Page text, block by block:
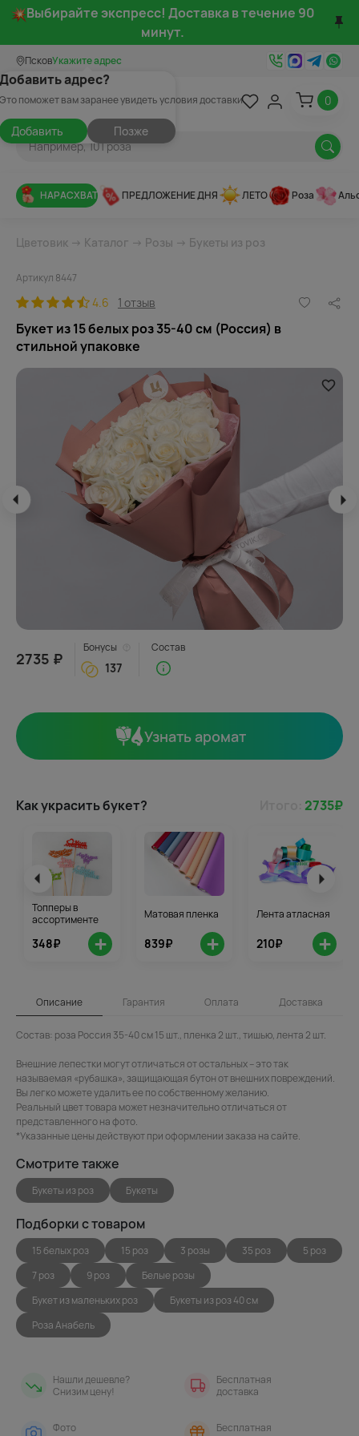
Выбирайте экспресс! Доставка в течение 90
минут.
ПсковУкажите адрес
адрес?
поможет вам заранее увидеть условия доставки
Добавить Позже
0
НАРАСХВАТ ПРЕДЛОЖЕНИЕ ДНЯ ЛЕТО Роза
Цветовик → Каталог → Розы → Букеты из роз
Артикул 8447
4.6 1 отзыв
Букет из 15 белых роз 35-40 см (Россия) в
стильной упаковке
2735 ₽
Бонусы
137
Состав
Узнать аромат
Как украсить букет? 2735₽
Топперы в
ассортименте
348₽ +
Матовая пленка
839₽ +
Лента атласная
210₽ +
Описание Гарантия Оплата Доставка
Состав: роза Россия 35-40 см 15 шт., пленка 2 шт., тишью, лента 2 шт.
Внешние лепестки могут отличаться от остальных – это так
называемая «рубашка», защищающая бутон от внешних повреждений.
Вы легко можете удалить ее по собственному желанию.
Реальный цвет товара может незначительно отличаться от
представленного на фото.
*Указанные цены действуют при оформлении заказа на сайте.
Смотрите также
Букеты из роз Букеты
Подборки с товаром
15 белых роз 15 роз 3 розы 35 роз
5 роз
7 роз
9 роз
Белые розы
Букет из маленьких роз
Букеты из роз 40 см
Роза Анабель
Нашли дешевле?
Снизим цену!
Бесплатная
доставка
Фото
Бесплатная